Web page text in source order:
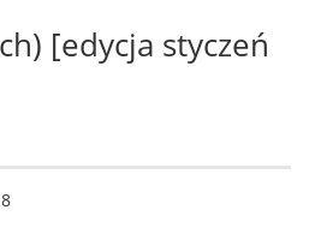
[edycja styczeń